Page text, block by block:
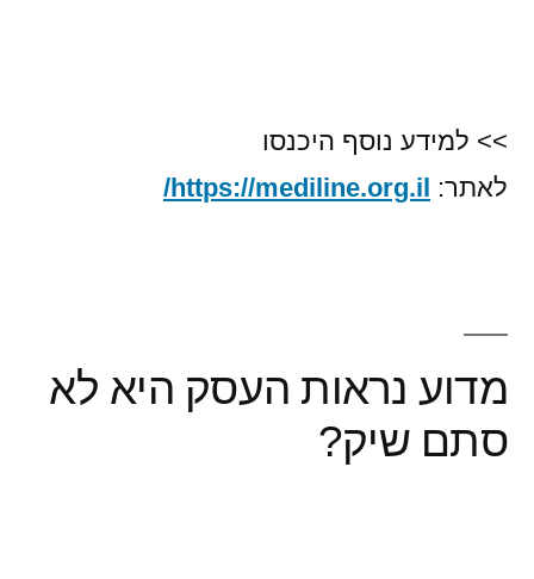
>> למידע נוסף היכנסו
לאתר: https://mediline.org.il/
מדוע נראות העסק היא לא
סתם שיק?